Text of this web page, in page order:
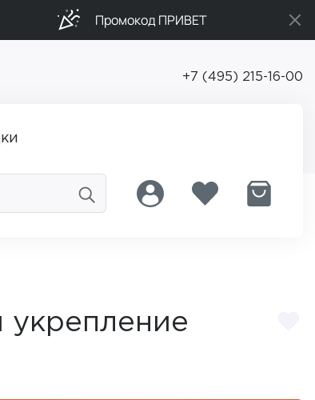
Промокод ПРИВЕТ
+7 (495) 215-16-00